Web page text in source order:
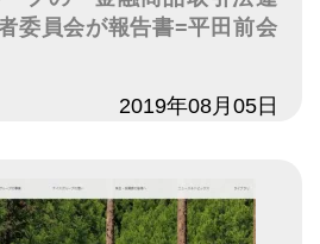
委員会が報告書=平田前会
2019年08月05日